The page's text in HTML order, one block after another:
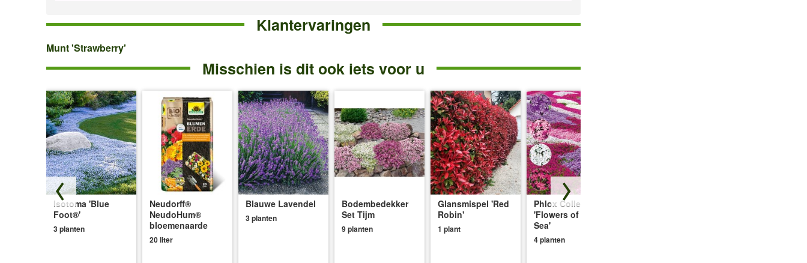
Klantervaringen
Munt
Munt 'Strawberry'
Misschien is dit ook iets voor u
Isotoma 'Blue
Foot®'
3 planten
Neudorff®
NeudoHum®
bloemenaarde
20 liter
Blauwe Lavendel
3 planten
Bodembedekker
Set Tijm
9 planten
Glansmispel 'Red
Robin'
1 plant
Phlox Collectie
'Flowers of the
Sea'
4 planten